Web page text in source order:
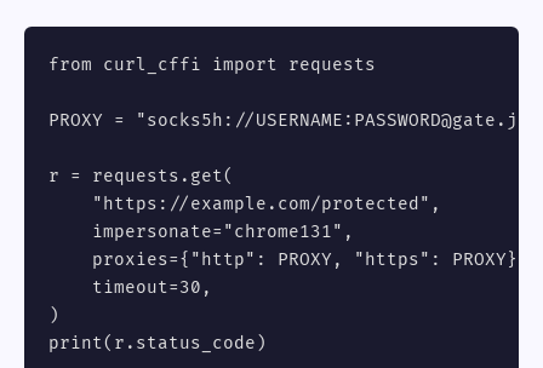
from curl_cffi import requests
PROXY = "socks5h://USERNAME:
r = requests.get(
    "https://example.com/protected",
    impersonate="chrome131",
    proxies={"http": PROXY, "https": PROXY},
    timeout=30,
)
print(r.status_code)